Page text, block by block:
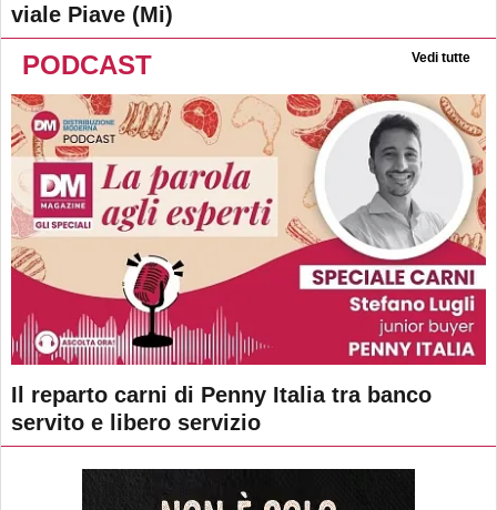
viale Piave (Mi)
PODCAST Vedi tutte
Il reparto carni di Penny Italia tra banco
servito e libero servizio